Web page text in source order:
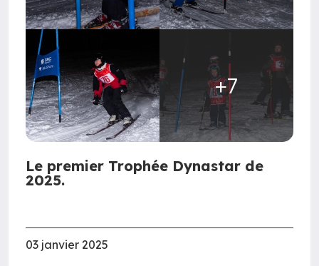
+7
Le premier Trophée Dynastar de
2025.
03 janvier 2025